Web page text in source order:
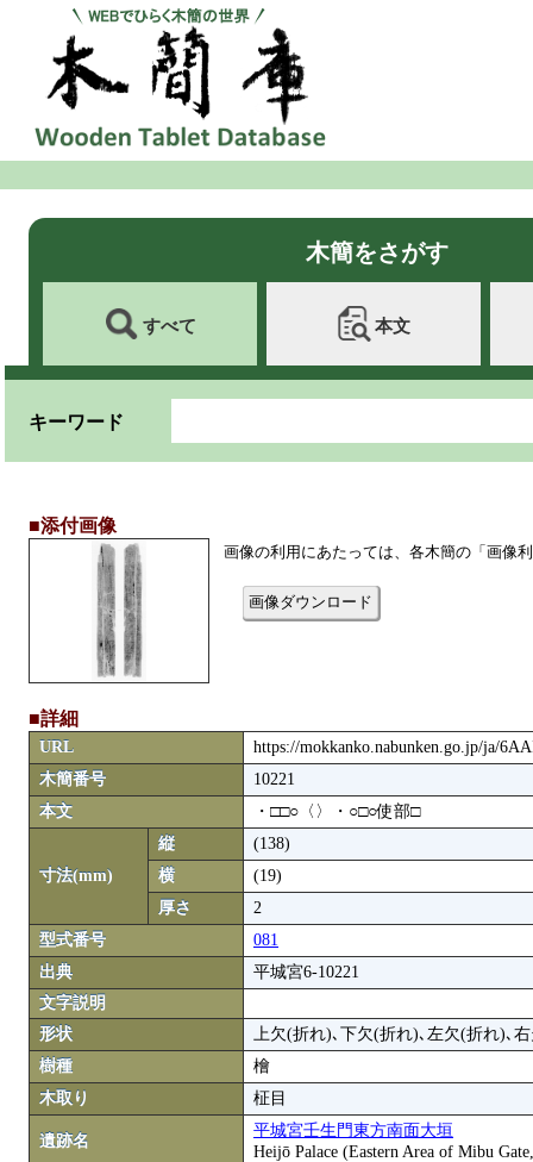
木簡をさがす
すべて 本文
キーワード
■添付画像
画像の利用にあたっては、各木簡の「画像
画像ダウンロード
■詳細
URL
https://mokkanko.nabunken.go.jp/ja/
木簡番号
10221
本文
・□□○〈〉・○□○使部□
寸法(mm)
縦
(138)
横
(19)
厚さ
2
型式番号
081
出典
平城宮6-10221
文字説明
形状
上欠(折れ)､下欠(折れ)､左欠(折れ)､
樹種
檜
木取り
柾目
遺跡名
平城宮壬生門東方南面大垣
Heijō Palace (Eastern Area of Mibu